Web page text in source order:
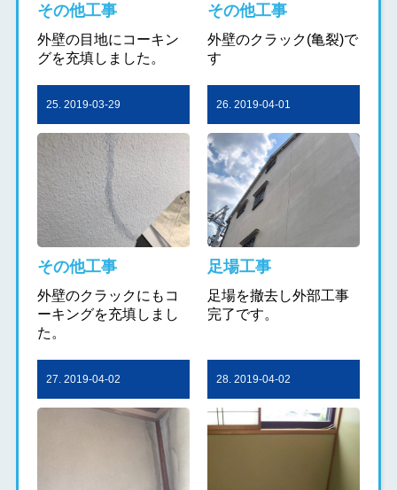
その他工事
外壁の目地にコーキン
グを充填しました。
その他工事
外壁のクラック(亀裂)で
す
25. 2019-03-29
その他工事
外壁のクラックにもコ
ーキングを充填しまし
た。
26. 2019-04-01
足場工事
足場を撤去し外部工事
完了です。
27. 2019-04-02 28. 2019-04-02